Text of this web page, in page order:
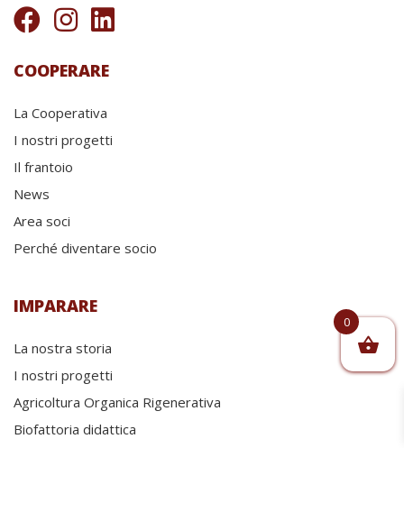
COOPERARE
La Cooperativa
I nostri progetti
Il frantoio
News
Area soci
Perché diventare socio
IMPARARE
La nostra storia
I nostri progetti
Agricoltura Organica Rigenerativa
Biofattoria didattica
0